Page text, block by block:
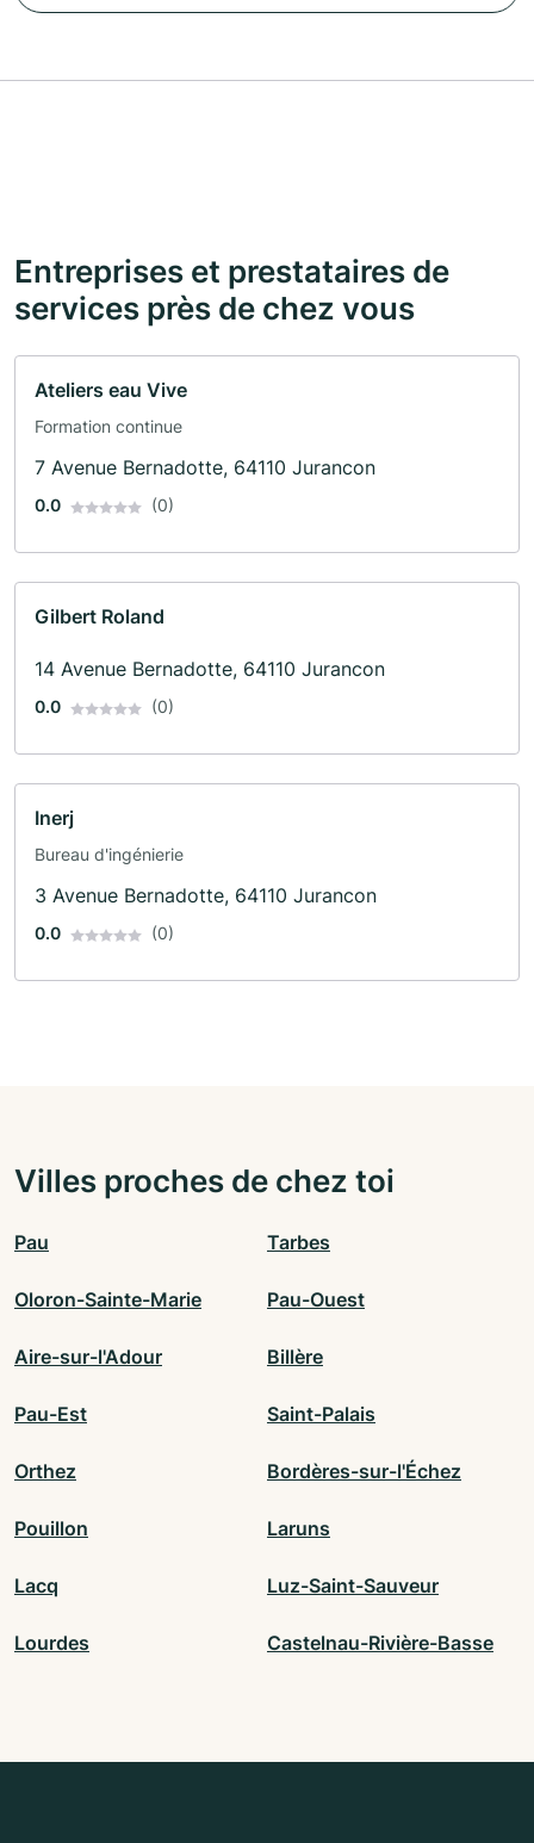
Entreprises et prestataires de
services près de chez vous
Ateliers eau Vive
Formation continue
7 Avenue Bernadotte, 64110 Jurancon
0.0 (0)
Gilbert Roland
14 Avenue Bernadotte, 64110 Jurancon
0.0 (0)
Inerj
Bureau d'ingénierie
3 Avenue Bernadotte, 64110 Jurancon
0.0 (0)
Villes proches de chez toi
Pau Tarbes
Oloron-Sainte-Marie Pau-Ouest
Aire-sur-l'Adour Billère
Pau-Est Saint-Palais
Orthez Bordères-sur-l'Échez
Pouillon Laruns
Lacq Luz-Saint-Sauveur
Lourdes Castelnau-Rivière-Basse